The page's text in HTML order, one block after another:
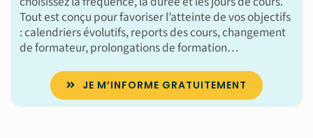
Tout est conçu pour favoriser l’atteinte de vos objectifs
: calendriers évolutifs, reports des cours, changement
de formateur, prolongations de formation…
JE M’INFORME GRATUITEMENT